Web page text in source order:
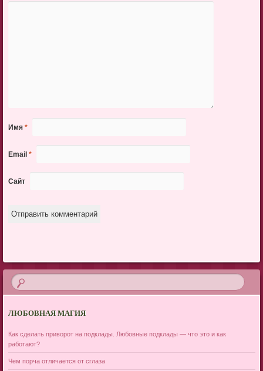
Имя *
Email *
Сайт
ЛЮБОВНАЯ МАГИЯ
Как сделать приворот на подклады. Любовные подклады — что это и как
работают?
Чем порча отличается от сглаза